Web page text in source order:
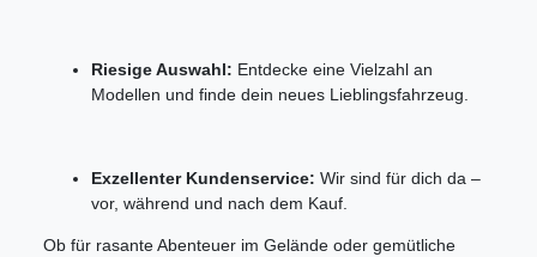
Riesige Auswahl: Entdecke eine Vielzahl an
Modellen und finde dein neues Lieblingsfahrzeug.
Exzellenter Kundenservice: Wir sind für dich da –
vor, während und nach dem Kauf.
Ob für rasante Abenteuer im Gelände oder gemütliche